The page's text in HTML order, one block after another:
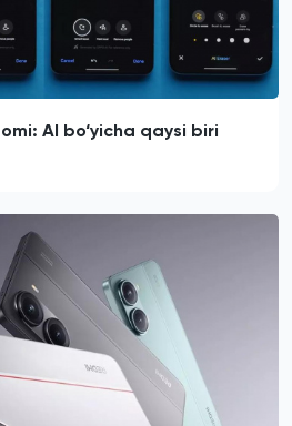
AI bo‘yicha qaysi biri